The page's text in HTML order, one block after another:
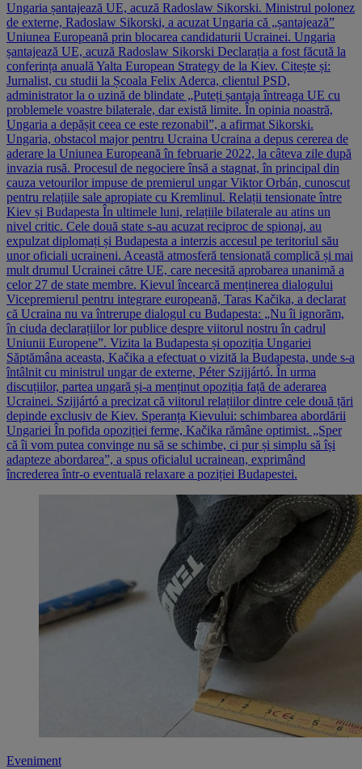
Ungaria șantajează UE, acuză Radoslaw Sikorski. Ministrul polonez
de externe, Radoslaw Sikorski, a acuzat Ungaria că „șantajează”
Uniunea Europeană prin blocarea candidaturii Ucrainei. Ungaria
șantajează UE, acuză Radoslaw Sikorski Declarația a fost făcută la
conferința anuală Yalta European Strategy de la Kiev. Citește și:
Jurnalist, cu studii la Școala Felix Aderca, clientul PSD,
administrator la o uzină de blindate „Puteți șantaja întreaga UE cu
problemele voastre bilaterale, dar există limite. În opinia noastră,
Ungaria a depășit ceea ce este rezonabil”, a afirmat Sikorski.
Ungaria, obstacol major pentru Ucraina Ucraina a depus cererea de
aderare la Uniunea Europeană în februarie 2022, la câteva zile după
invazia rusă. Procesul de negociere însă a stagnat, în principal din
cauza vetourilor impuse de premierul ungar Viktor Orbán, cunoscut
pentru relațiile sale apropiate cu Kremlinul. Relații tensionate între
Kiev și Budapesta În ultimele luni, relațiile bilaterale au atins un
nivel critic. Cele două state s-au acuzat reciproc de spionaj, au
expulzat diplomați și Budapesta a interzis accesul pe teritoriul său
unor oficiali ucraineni. Această atmosferă tensionată complică și mai
mult drumul Ucrainei către UE, care necesită aprobarea unanimă a
celor 27 de state membre. Kievul încearcă menținerea dialogului
Vicepremierul pentru integrare europeană, Taras Kačika, a declarat
că Ucraina nu va întrerupe dialogul cu Budapesta: „Nu îi ignorăm,
în ciuda declarațiilor lor publice despre viitorul nostru în cadrul
Uniunii Europene”. Vizita la Budapesta și opoziția Ungariei
Săptămâna aceasta, Kačika a efectuat o vizită la Budapesta, unde s-a
întâlnit cu ministrul ungar de externe, Péter Szijjártó. În urma
discuțiilor, partea ungară și-a menținut opoziția față de aderarea
Ucrainei. Szijjártó a precizat că viitorul relațiilor dintre cele două țări
depinde exclusiv de Kiev. Speranța Kievului: schimbarea abordării
Ungariei În pofida opoziției ferme, Kačika rămâne optimist. „Sper
că îi vom putea convinge nu să se schimbe, ci pur și simplu să își
adapteze abordarea”, a spus oficialul ucrainean, exprimând
încrederea într-o eventuală relaxare a poziției Budapestei.
Eveniment